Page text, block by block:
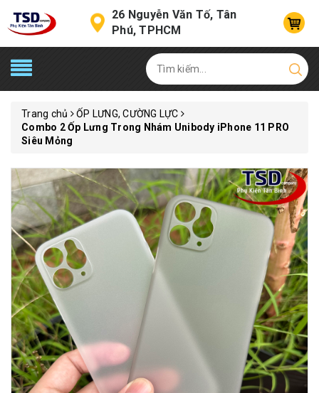
26 Nguyễn Văn Tố, Tân
Phú, TPHCM
Trang chủ
ỐP LƯNG, CƯỜNG LỰC
Combo 2 Ốp Lưng Trong Nhám Unibody iPhone 11 PRO
Siêu Mỏng